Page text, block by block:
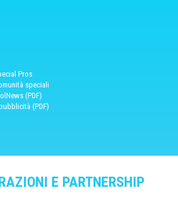
Pros
speciali
(PDF)
(PDF)
E PARTNERSHIP